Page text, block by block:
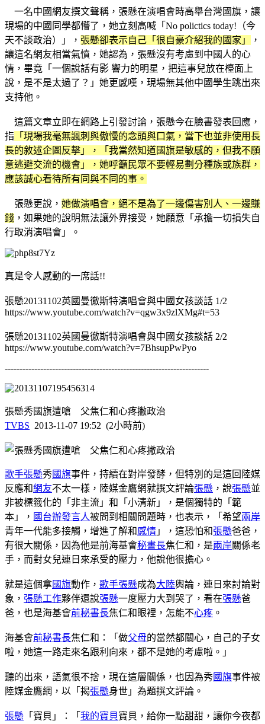
一名中國網友撰文聲稱，張懸在演唱會時高舉台灣國旗，讓
現場的中國同學都懵了，她立刻高喊「No polictics today!（今
天不談政治）」， 張懸卻表示自己「很自豪介紹我的國家」
，
讓這名網友相當氣憤，她認為，張懸沒有考慮到中國人的心
情，畢竟「一個說話有影 響力的明星，把這事兒放在檯面上
說，是不是太過了？」她更感嘆，現場無其他中國學生跳出來
支持他。
這篇文章立即在網路上引發討論，張懸今在臉書發表回應，
指 「現場我毫無諷刺與傲慢的念頭與口氣，當下也並非使用長
長的敘述企圖反擊」，「我當然知道國旗是敏感的，但我不願
意逃避交流的機會」，她呼籲民眾不要輕易劃分種族或族群，
應該誠心看待所有同與不同的事。
張懸更說， 她做演唱會，絕不是為了一邊傷害別人、一邊賺
錢 ，如果她的說明無法讓外界接受，她願意「承擔一切損失自
行取消演唱會」。
真是令人感動的一席話!!
張懸20131102英國曼徹斯特演唱會與中國女孩談話 1/2
https://www.youtube.com/watch?v=qgw3x9zlXMg#t=53
張懸20131102英國曼徹斯特演唱會與中國女孩談話 2/2
https://www.youtube.com/watch?v=7BhsupPwPyo
---------------------------------------------------------------------
張懸秀國旗遭嗆 父焦仁和心疼撇政治
TVBS 2013-11-07 19:52 (2小時前)
歌手張懸秀國旗事件，持續在對岸發酵，但特別的是這回陸媒
反應和網友不太一樣，陸媒金鷹網就撰文評論張懸 ，說張懸並
非被標籤化的「非主流」和「小清新」，是個獨特的「範
本」， 國台辦發言人被問到相關問題時，也表示，「希望兩岸
青年一代能多接觸，增進了解和感情 」，這恐怕和張懸爸爸，
有很大關係，因為他是前海基會秘書長焦仁和，是兩岸關係老
手，而對女兒連日來承受的壓力，他說他很擔心。
就是這個拿國旗動作， 歌手張懸成為大陸輿論，連日來討論對
象， 張懸工作夥伴還說張懸一度壓力大到哭了，看在張懸爸
爸，也是海基會前秘書長焦仁和眼裡，怎能不心疼 。
海基會前秘書長焦仁和：「做父母的當然都關心，自己的子女
啦，她這一路走來名跟利向來，都不是她的考慮啦。」
聽的出來，語氣很不捨，現在這層關係，也因為秀國旗事件被
陸媒金鷹網，以「揭張懸身世」為題撰文評論。
張懸 「寶貝」：「 我的寶貝寶貝，給你一點甜甜，讓你今夜都